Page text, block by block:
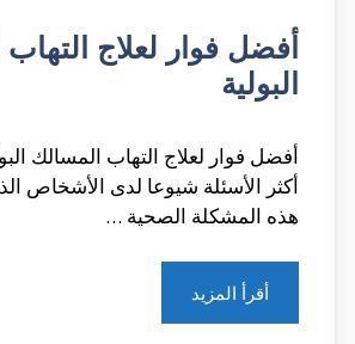
أفضل فوار لعلاج
البولية
أفضل فوار لعلاج التهاب المسالك
أكثر الأسئلة شيوعا لدى الأشخاص
هذه المشكلة الصحية …
أقرأ المزيد